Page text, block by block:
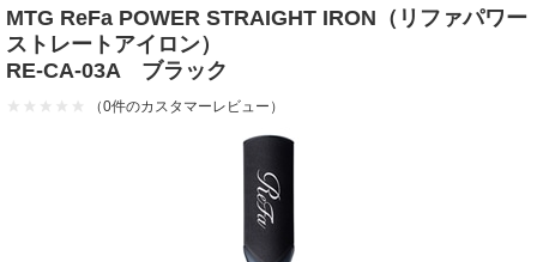
MTG ReFa POWER STRAIGHT IRON（リファパワー
ストレートアイロン）
RE-CA-03A ブラック
（0件のカスタマーレビュー）